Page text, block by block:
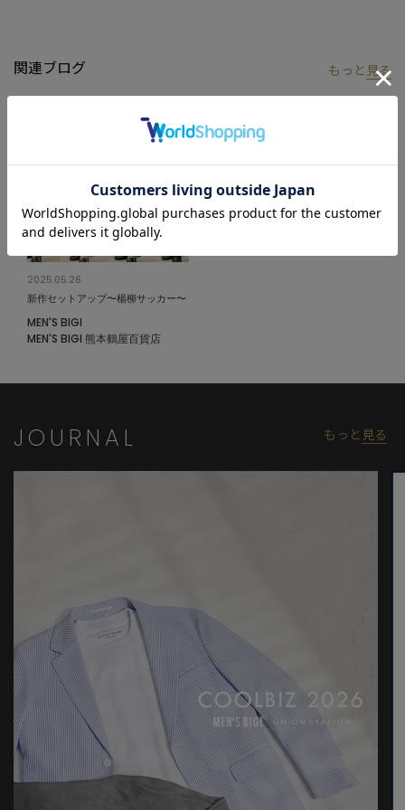
と画像のカラーの見え方が異なる場合がございます。
※画像はサンプルのため、色味やサイズ等の仕様が変更になる場
※サイズは弊社規定の採寸によって記載しておりますが、若干の
個体差が生じる場合がございます。
関連ブログ もっと 見る
2025.05.26
新作セットアップ〜楊柳サッカー〜
MEN'S BIGI
MEN'S BIGI 熊本鶴屋百貨店
JOURNAL もっと 見る